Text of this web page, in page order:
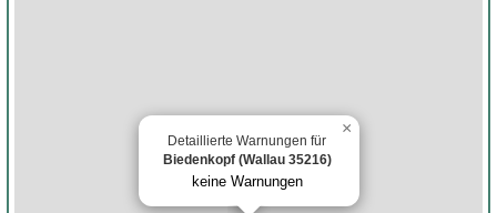
Detaillierte Warnungen für
Biedenkopf (Wallau 35216)
keine Warnungen
×